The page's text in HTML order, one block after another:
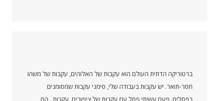
ברטוריקה הדתית העולם הוא עקבות של האלוהים, עקבות של משהו
חסר-תואר. יש עקבות בעבודה שלי, סימני עקבות שמסומנים